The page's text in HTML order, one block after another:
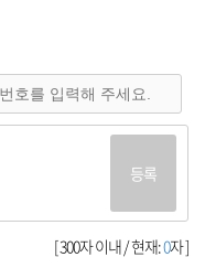
등록
[ 300자 이내 / 현재:0자 ]